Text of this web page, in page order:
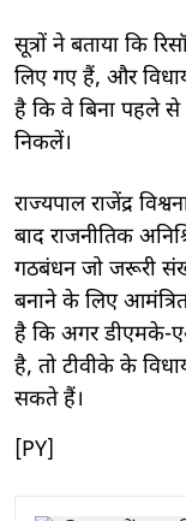
सूत्रों ने बताया कि
लिए गए हैं, और
है कि वे बिना पहले से
निकलें।
राज्यपाल राजेंद्र
बाद राजनीतिक
गठबंधन जो जरूरी
बनाने के लिए
है कि अगर डीएमके-
है, तो टीवीके के
सकते हैं।
[PY]